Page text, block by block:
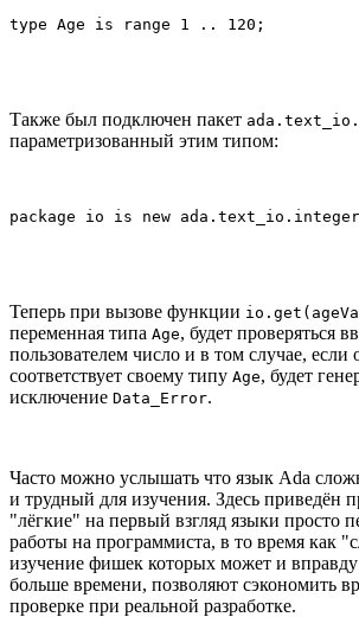
type Age is range 1 .. 120;
Также был подключен пакет
параметризованный этим типом:
package io is new
Теперь при вызове функции
переменная типа Age, будет проверяться
пользователем число и в том случае, если
соответствует своему типу Age, будет
исключение Data_Error.
Часто можно услышать что язык Ada
и трудный для изучения. Здесь приведён
"лёгкие" на первый взгляд языки просто
работы на программиста, в то время как
изучение фишек которых может и вправду
больше времени, позволяют сэкономить
проверке при реальной разработке.